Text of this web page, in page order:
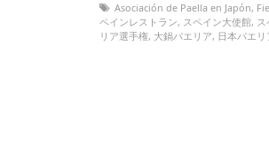
Asociación de Paella en Japón,
ペインレストラン, スペイン大使館,
リア選手権, 大鍋パエリア, 日本パエリ